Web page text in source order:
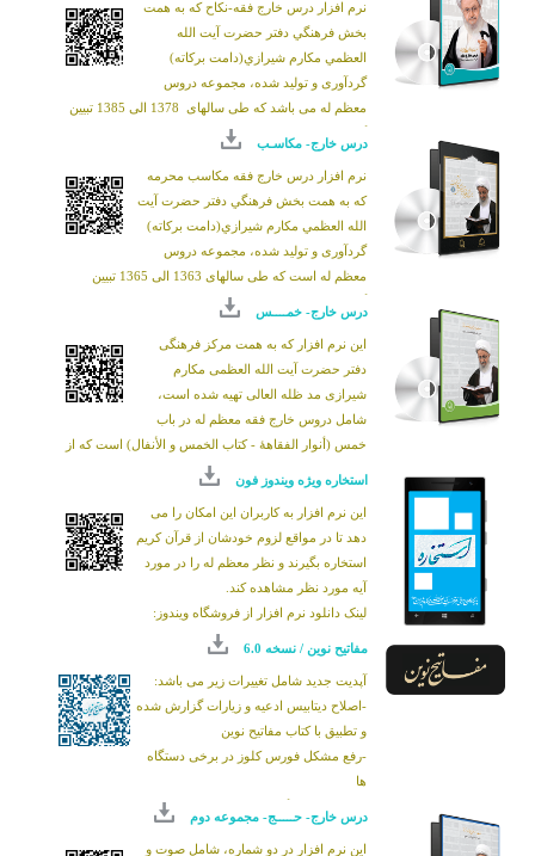
در این نرم افزار صوت دروس به ترتیب موضوعات و تاریخ
آن با انطباق بر مطالب کتاب ارائه شده است. همچنین کلیه
امکانات کتاب خوان PDF
از قبیل جستجو، یادداشت
برداری، نشان گذاری و چاپ متن کتاب وجود دارد
نرم افزار درس خارج فقه-نکاح که به همت
بخش فرهنگي دفتر حضرت آيت الله
العظمي مکارم شيرازي(دامت برکاته)
گردآوری و تولید شده، مجموعه دروس
معظم له می باشد که طی سالهای 1378 الی 1385 تبیین
گردیده است. در این نرم افزار متن پیاده شده دروس با
طلاب و پژوهشگران علوم اسلامی قرار گرفته است
درس خارج- مکاسـب
نرم افزار درس خارج فقه مکاسب محرمه
که به همت بخش فرهنگي دفتر حضرت آيت
الله العظمي مکارم شيرازي(دامت برکاته)
گردآوری و تولید شده، مجموعه دروس
معظم له است که طی سالهای 1363 الی 1365 تبیین
این نرم افزار صوت دروس به ترتیب موضوعات و تاریخ آن
با انطباق بر مطالب کتاب ارائه شده است. همچنین کلیه
امکانات کتاب خوان PDF
از قبیل جستجو، یادداشت
برداری، نشان گذاری و چاپ متن کتاب وجود دارد
درس خارج- خمــــس
این نرم افزار که به همت مرکز فرهنگی
دفتر حضرت آیت الله العظمی مکارم
شیرازی مد ظله العالی تهیه شده است،
شامل دروس خارج فقه معظم له در باب
خمس (أنوار الفقاهۀ - کتاب الخمس و الأنفال) است که از
سال 1369 الی 1371 تبیین شده است و شامل صوت
می باشد.
استخاره ویژه ویندوز فون
این نرم افزار به کاربران این امکان را می
دهد تا در مواقع لزوم خودشان از قرآن کریم
استخاره بگیرند و نظر معظم له را در مورد
آیه مورد نظر مشاهده کند.
لینک دانلود نرم افزار از فروشگاه ویندوز:
http://www.windowsphone.com/s?
خواهشمند است هر گونه انتقاد و یا پیشنهاد خود را از
طریق رایانامه زیر اعلام بفرمایید.
it@makarem.ir
مفاتیح نوین / نسخه 6.0
آپدیت جدید شامل تغییرات زیر می باشد:
-اصلاح دیتابیس ادعیه و زیارات گزارش شده
و تطبیق با کتاب مفاتیح نوین
-رفع مشکل فورس کلوز در برخی دستگاه
ها
-رفع مشکلات گزارش شده در عملکرد نرم افزار
درس خارج- حـــــج- مجموعه دوم
این نرم افزار در دو شماره، شامل صوت و